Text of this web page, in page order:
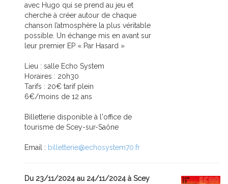
avec Hugo qui se prend au jeu et
cherche à créer autour de chaque
chanson l’atmosphère la plus véritable
possible. Un échange mis en avant sur
leur premier EP « Par Hasard »
Lieu : salle Echo System
Horaires : 20h30
Tarifs : 20€ tarif plein
6€/moins de 12 ans
Billetterie disponible à l'office de
tourisme de Scey-sur-Saône
Email : billetterie@echosystem70.fr
Du 23/11/2024 au 24/11/2024 à Scey